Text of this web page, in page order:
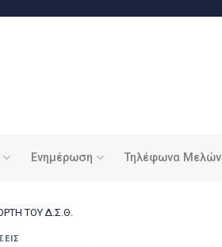
Ενημέρωση Τηλέφωνα Μελών
ΤΟΥ Δ.Σ.Θ.